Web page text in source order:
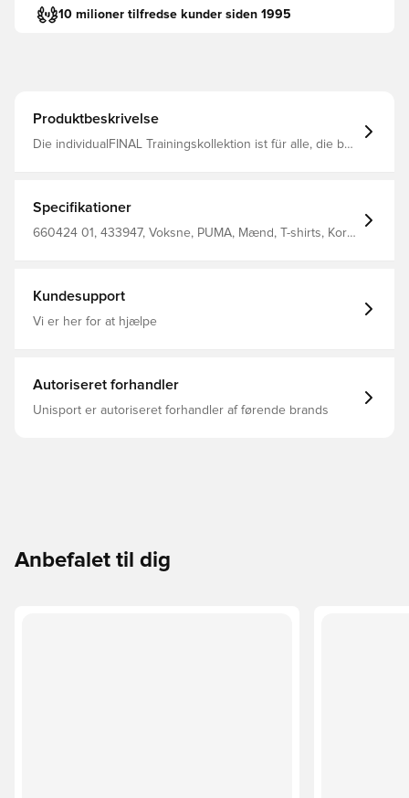
10 milioner tilfredse kunder siden 1995
Produktbeskrivelse
Die individualFINAL Trainingskollektion ist für alle, die bei
Trainiere so, wie du spielst – schnell, konzentriert und
bereit, Eindruck zu hinterlassen. Passform: Regulär
Ausschnitt: Rundhalsoberteil Kurze Ärmel Länge: Regulär
Specifikationer
660424 01, 433947, Voksne, PUMA, Mænd, T-shirts, Kort
Kundesupport
Vi er her for at hjælpe
Autoriseret forhandler
Unisport er autoriseret forhandler af førende brands
Anbefalet til dig